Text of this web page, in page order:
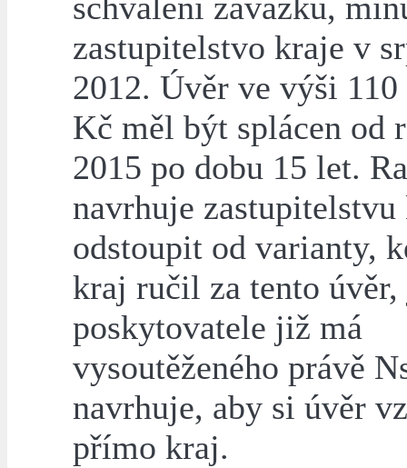
schválení závazku,
zastupitelstvo kraje v
2012. Úvěr ve výši
Kč měl být splácen od
2015 po dobu 15 let.
navrhuje zastupitelstvu
odstoupit od varianty,
kraj ručil za tento úvěr,
poskytovatele již má
vysoutěženého právě
navrhuje, aby si úvěr
přímo kraj.